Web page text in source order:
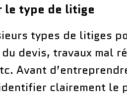
type de litige
types de litiges
devis, travaux mal
Avant
clairement le